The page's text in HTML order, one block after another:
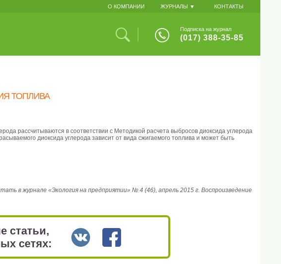
О КОМПАНИИ ЖУРНАЛЫ ▼ КОНТАКТЫ
Подписка на журнал
(017) 388-35-85
ТОПЛИВА
рассчитываются в соответствии с Методикой расчета выбросов диоксида углерода
диоксида углерода зависит от вида сжигаемого топлива и может быть
в журнале «Экология на предприятии» № 4 (46), апрель 2015 г. Воспроизведение
статьи,
сетях: